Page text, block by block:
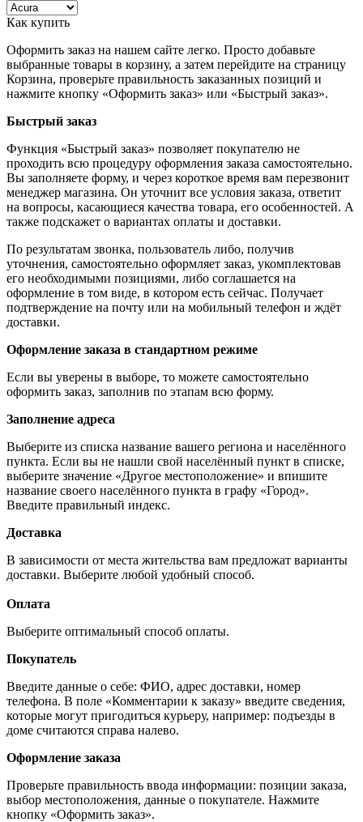
Как купить
Оформить заказ на нашем сайте легко. Просто добавьте
выбранные товары в корзину, а затем перейдите на страницу
Корзина, проверьте правильность заказанных позиций и
нажмите кнопку «Оформить заказ» или «Быстрый заказ».
Быстрый заказ
Функция «Быстрый заказ» позволяет покупателю не
проходить всю процедуру оформления заказа самостоятельно.
Вы заполняете форму, и через короткое время вам перезвонит
менеджер магазина. Он уточнит все условия заказа, ответит
на вопросы, касающиеся качества товара, его особенностей. А
также подскажет о вариантах оплаты и доставки.
По результатам звонка, пользователь либо, получив
уточнения, самостоятельно оформляет заказ, укомплектовав
его необходимыми позициями, либо соглашается на
оформление в том виде, в котором есть сейчас. Получает
подтверждение на почту или на мобильный телефон и ждёт
доставки.
Оформление заказа в стандартном режиме
Если вы уверены в выборе, то можете самостоятельно
оформить заказ, заполнив по этапам всю форму.
Заполнение адреса
Выберите из списка название вашего региона и населённого
пункта. Если вы не нашли свой населённый пункт в списке,
выберите значение «Другое местоположение» и впишите
название своего населённого пункта в графу «Город».
Введите правильный индекс.
Доставка
В зависимости от места жительства вам предложат варианты
доставки. Выберите любой удобный способ.
Оплата
Выберите оптимальный способ оплаты.
Покупатель
Введите данные о себе: ФИО, адрес доставки, номер
телефона. В поле «Комментарии к заказу» введите сведения,
которые могут пригодиться курьеру, например: подъезды в
доме считаются справа налево.
Оформление заказа
Проверьте правильность ввода информации: позиции заказа,
выбор местоположения, данные о покупателе. Нажмите
кнопку «Оформить заказ».